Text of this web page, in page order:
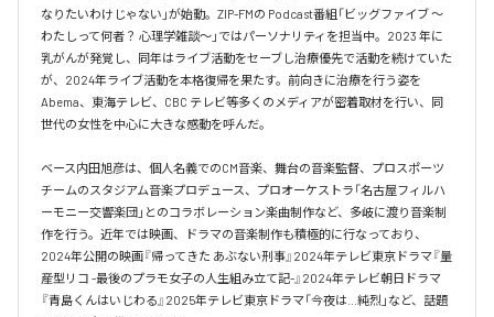
なりたいわけじゃない」が始動。ZIP-FMの Podcast番組「ビッグファイブ 〜
わたしって何者？ 心理学雑談〜」ではパーソナリティを担当中。2023 年に
乳がんが発覚し、同年はライブ活動をセーブし治療優先で活動を続けていた
が、2024年ライブ活動を本格復帰を果たす。前向きに治療を行う姿を
Abema、東海テレビ、CBC テレビ等多くのメディアが密着取材を行い、同
世代の女性を中心に大きな感動を呼んだ。
ベース内田旭彦は、個人名義でのCM音楽、舞台の音楽監督、プロスポーツ
チームのスタジアム音楽プロデュース、プロオーケストラ「名古屋フィルハ
ーモニー交響楽団」とのコラボレーション楽曲制作など、多岐に渡り音楽制
作を行う。近年では映画、ドラマの音楽制作も積極的に行なっており、
2024年公開の映画『帰ってきた あぶない刑事』2024年テレビ東京ドラマ『量
産型リコ -最後のプラモ女子の人生組み立て記-』2024年テレビ朝日ドラマ
『青島くんはいじわる』2025年テレビ東京ドラマ「今夜は…純烈」など、話題